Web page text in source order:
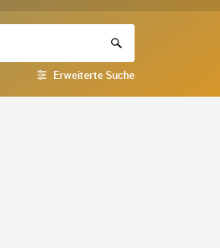
Erweiterte Suche